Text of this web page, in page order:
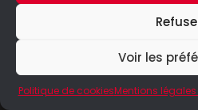
Voir les
Politique de cookiesMentions
© Le Geek Paresseux –